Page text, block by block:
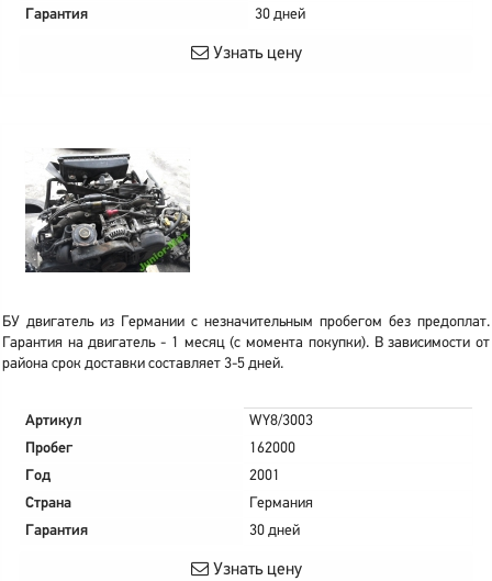
Гарантия
30 дней
Узнать цену
БУ двигатель из Германии с незначительным пробегом без предоплат.
Гарантия на двигатель - 1 месяц (с момента покупки). В зависимости от
района срок доставки составляет 3-5 дней.
Артикул
WY8/3003
Пробег
162000
Год
2001
Страна
Германия
Гарантия
30 дней
Узнать цену